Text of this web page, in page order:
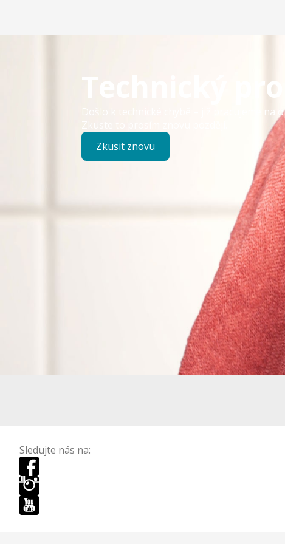
Technický
Došlo k technické chybě – již pracujeme na
Zkuste to prosím znovu později.
Zkusit znovu
Sledujte nás na: